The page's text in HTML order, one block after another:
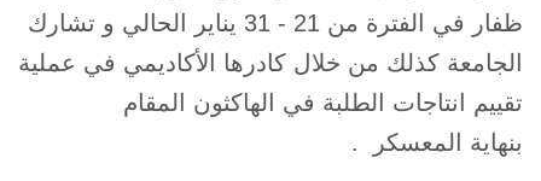
ظفار في الفترة من 21 - 31 يناير الحالي و تشارك
الجامعة كذلك من خلال كادرها الأكاديمي في عملية
تقييم انتاجات الطلبة في الهاكثون المقام
بنهاية المعسكر .